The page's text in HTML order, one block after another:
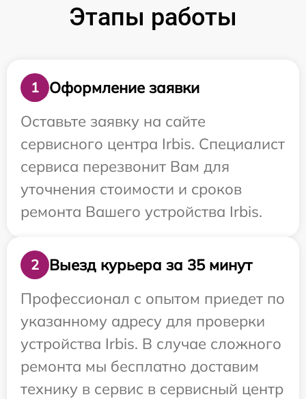
Этапы работы
1
Оформление заявки
Оставьте заявку на сайте
сервисного центра Irbis. Специалист
сервиса перезвонит Вам для
уточнения стоимости и сроков
ремонта Вашего устройства Irbis.
2
Выезд курьера за 35 минут
Профессионал с опытом приедет по
указанному адресу для проверки
устройства Irbis. В случае сложного
ремонта мы бесплатно доставим
технику в сервис в сервисный центр